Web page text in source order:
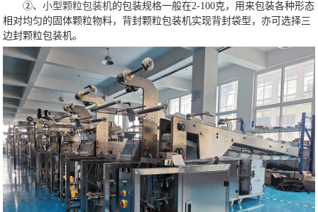
②、小型颗粒包装机的包装规格一般在2-100克，用来包装各种形态
相对均匀的固体颗粒物料，背封颗粒包装机实现背封袋型，亦可选择三
边封颗粒包装机。